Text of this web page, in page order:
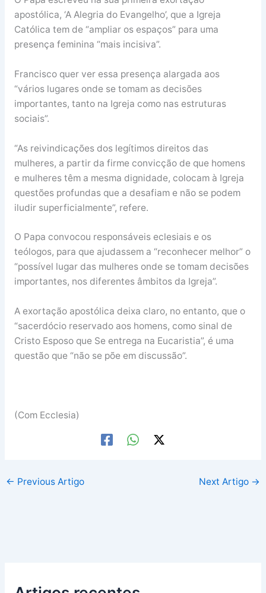
apostólica, ‘A Alegria do Evangelho’, que a Igreja
Católica tem de “ampliar os espaços” para uma
presença feminina “mais incisiva”.
Francisco quer ver essa presença alargada aos
“vários lugares onde se tomam as decisões
importantes, tanto na Igreja como nas estruturas
sociais”.
“As reivindicações dos legítimos direitos das
mulheres, a partir da firme convicção de que homens
e mulheres têm a mesma dignidade, colocam à Igreja
questões profundas que a desafiam e não se podem
iludir superficialmente”, refere.
O Papa convocou responsáveis eclesiais e os
teólogos, para que ajudassem a “reconhecer melhor” o
“possível lugar das mulheres onde se tomam decisões
importantes, nos diferentes âmbitos da Igreja”.
A exortação apostólica deixa claro, no entanto, que o
“sacerdócio reservado aos homens, como sinal de
Cristo Esposo que Se entrega na Eucaristia”, é uma
questão que “não se põe em discussão”.
(Com Ecclesia)
← Previous Artigo Next Artigo →